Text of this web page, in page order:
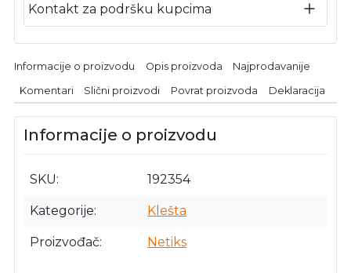
Kontakt za podršku kupcima
Informacije o proizvodu Opis proizvoda Najprodavanije
Komentari Slični proizvodi Povrat proizvoda Deklaracija
Informacije o proizvodu
SKU 192354
Kategorije Klešta
Proizvođač Netiks